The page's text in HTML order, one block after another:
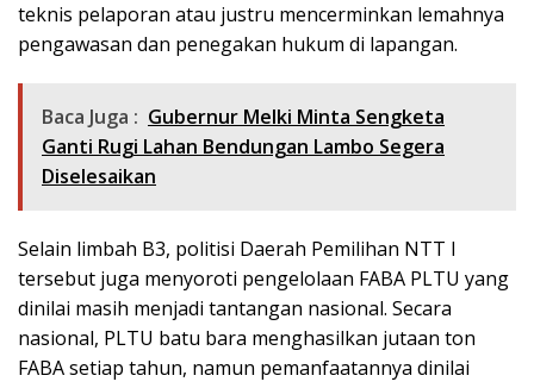
teknis pelaporan atau justru mencerminkan lemahnya
pengawasan dan penegakan hukum di lapangan.
Baca Juga : Gubernur Melki Minta Sengketa
Ganti Rugi Lahan Bendungan Lambo Segera
Diselesaikan
Selain limbah B3, politisi Daerah Pemilihan NTT I
tersebut juga menyoroti pengelolaan FABA PLTU yang
dinilai masih menjadi tantangan nasional. Secara
nasional, PLTU batu bara menghasilkan jutaan ton
FABA setiap tahun, namun pemanfaatannya dinilai